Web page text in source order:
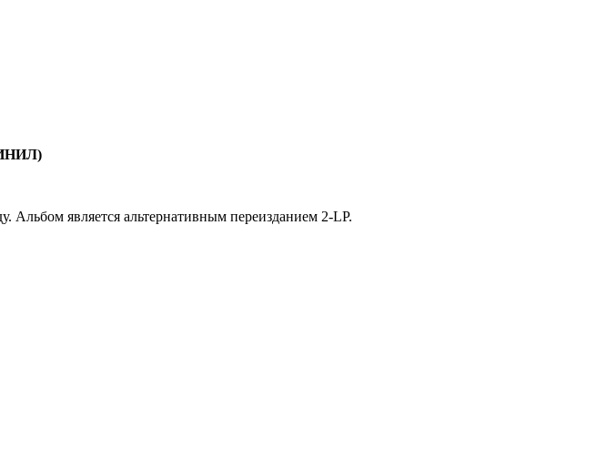
является альтернативным переизданием 2-LP.